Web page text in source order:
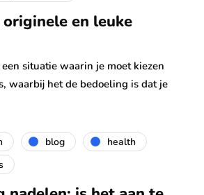
en leuke
situatie waarin je moet kiezen
waarbij het de bedoeling is dat je
blog
health